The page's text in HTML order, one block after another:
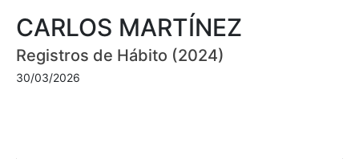
CARLOS MARTÍNEZ
Registros de Hábito (2024)
30/03/2026